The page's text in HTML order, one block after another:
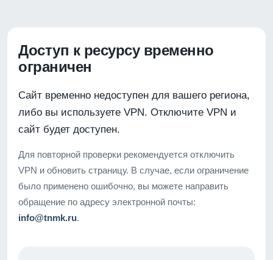
Доступ к ресурсу временно
ограничен
Сайт временно недоступен для вашего региона,
либо вы используете VPN. Отключите VPN и
сайт будет доступен.
Для повторной проверки рекомендуется отключить
VPN и обновить страницу. В случае, если ограничение
было применено ошибочно, вы можете направить
обращение по адресу электронной почты:
info@tnmk.ru.